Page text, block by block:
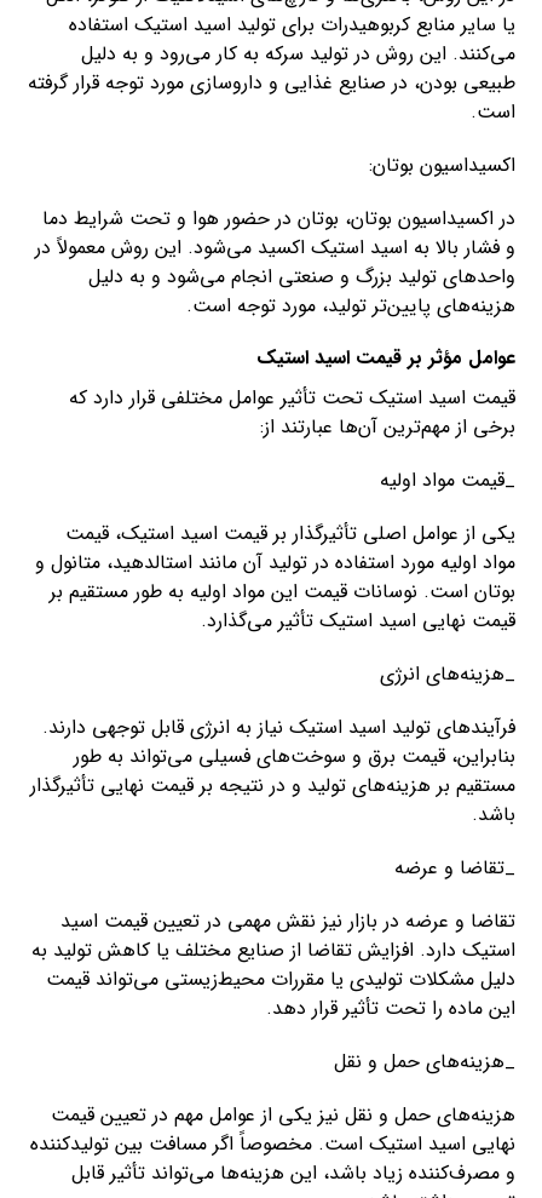
یا سایر منابع کربوهیدرات برای تولید اسید استیک استفاده
می‌کنند. این روش در تولید سرکه به کار می‌رود و به دلیل
طبیعی بودن، در صنایع غذایی و داروسازی مورد توجه قرار گرفته
است.
اکسیداسیون بوتان:
در اکسیداسیون بوتان، بوتان در حضور هوا و تحت شرایط دما
و فشار بالا به اسید استیک اکسید می‌شود. این روش معمولاً در
واحدهای تولید بزرگ و صنعتی انجام می‌شود و به دلیل
هزینه‌های پایین‌تر تولید، مورد توجه است.
عوامل مؤثر بر قیمت اسید استیک
قیمت اسید استیک تحت تأثیر عوامل مختلفی قرار دارد که
برخی از مهم‌ترین آن‌ها عبارتند از:
_قیمت مواد اولیه
یکی از عوامل اصلی تأثیرگذار بر قیمت اسید استیک، قیمت
مواد اولیه مورد استفاده در تولید آن مانند استالدهید، متانول و
بوتان است. نوسانات قیمت این مواد اولیه به طور مستقیم بر
قیمت نهایی اسید استیک تأثیر می‌گذارد.
_هزینه‌های انرژی
فرآیندهای تولید اسید استیک نیاز به انرژی قابل توجهی دارند.
بنابراین، قیمت برق و سوخت‌های فسیلی می‌تواند به طور
مستقیم بر هزینه‌های تولید و در نتیجه بر قیمت نهایی تأثیرگذار
باشد.
_تقاضا و عرضه
تقاضا و عرضه در بازار نیز نقش مهمی در تعیین قیمت اسید
استیک دارد. افزایش تقاضا از صنایع مختلف یا کاهش تولید به
دلیل مشکلات تولیدی یا مقررات محیط‌زیستی می‌تواند قیمت
این ماده را تحت تأثیر قرار دهد.
_هزینه‌های حمل و نقل
هزینه‌های حمل و نقل نیز یکی از عوامل مهم در تعیین قیمت
نهایی اسید استیک است. مخصوصاً اگر مسافت بین تولیدکننده
و مصرف‌کننده زیاد باشد، این هزینه‌ها می‌تواند تأثیر قابل